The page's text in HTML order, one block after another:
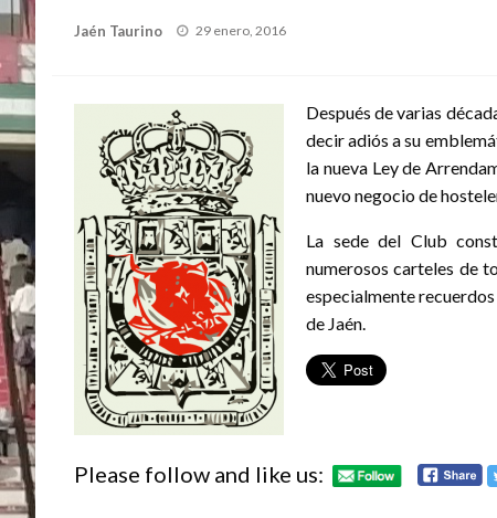
Jaén Taurino
Publicado
29 enero, 2016
Después de varias
decir adiós a su
la nueva Ley de
nuevo negocio de
La sede del Club
numerosos carteles de
especialmente
de Jaén.
Please follow and like us: